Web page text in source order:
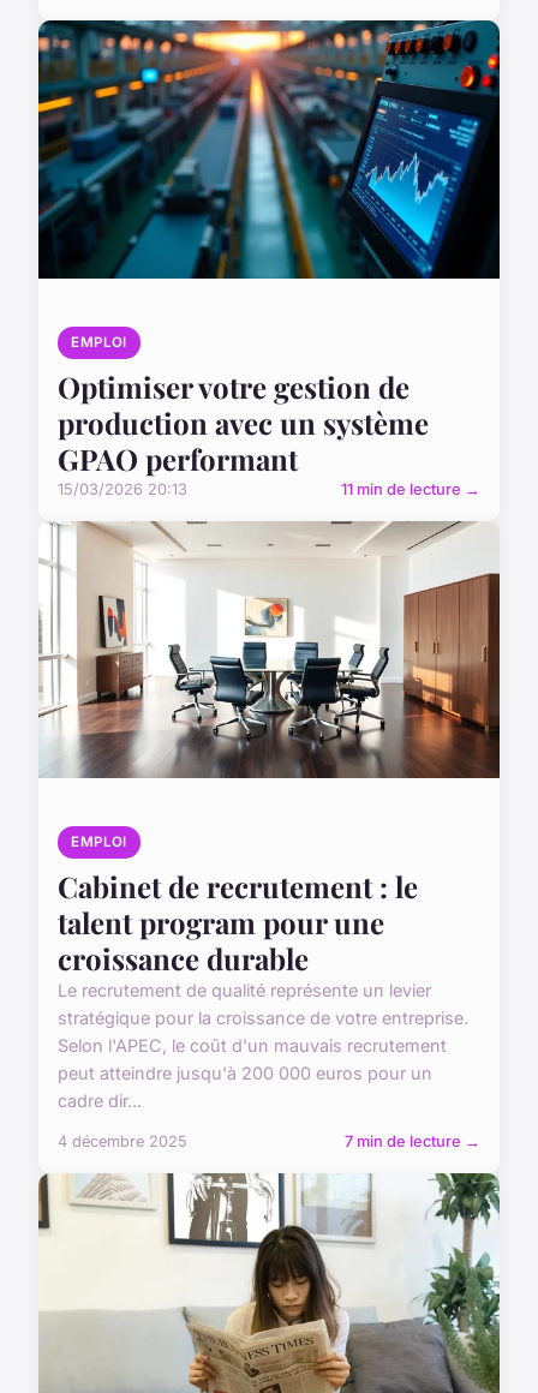
EMPLOI
Optimiser votre gestion de
production avec un système
GPAO performant
15/03/2026 20:13 11 min de lecture →
EMPLOI
Cabinet de recrutement : le
talent program pour une
croissance durable
Le recrutement de qualité représente un levier
stratégique pour la croissance de votre entreprise.
Selon l'APEC, le coût d'un mauvais recrutement
peut atteindre jusqu'à 200 000 euros pour un
cadre dir...
4 décembre 2025 7 min de lecture →